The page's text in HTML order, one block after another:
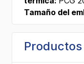
Tamaño del